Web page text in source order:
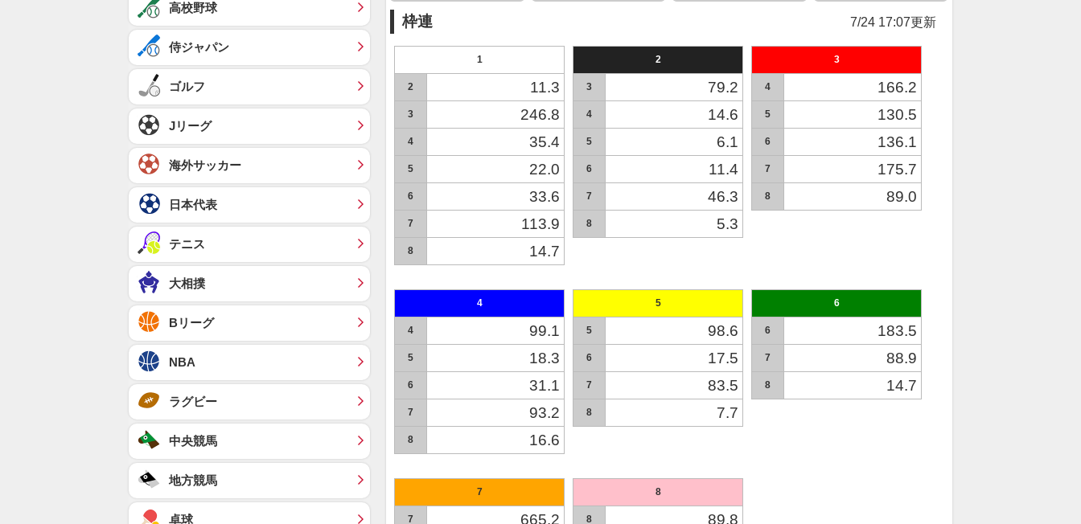
枠連 7/24 17:07更新
1
2 11.3
3 246.8
4 35.4
5 22.0
6 33.6
7 113.9
8 14.7
2
3 79.2
4 14.6
5 6.1
6 11.4
7 46.3
8 5.3
3
4 166.2
5 130.5
6 136.1
7 175.7
8 89.0
4
4 99.1
5 18.3
6 31.1
7 93.2
8 16.6
5
5 98.6
6 17.5
7 83.5
8 7.7
6
6 183.5
7 88.9
8 14.7
7
7 665.2
8
8 89.8
高校野球
侍ジャパン
ゴルフ
Jリーグ
海外サッカー
日本代表
テニス
大相撲
Bリーグ
NBA
ラグビー
中央競馬
地方競馬
卓球